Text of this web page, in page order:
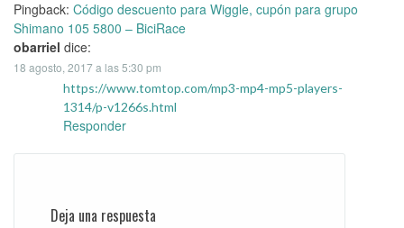
Pingback: Código descuento para Wiggle, cupón para grupo
Shimano 105 5800 – BiciRace
obarriel dice:
18 agosto, 2017 a las 5:30 pm
https://www.tomtop.com/mp3-mp4-mp5-players-
1314/p-v1266s.html
Responder
Deja una respuesta